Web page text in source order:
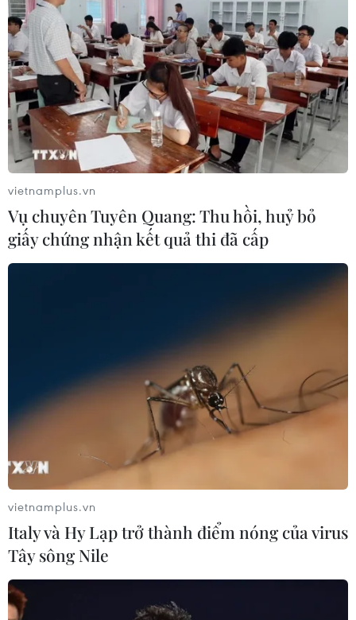
TIN LIÊN QUAN
Vinamilk giành giải vàng cho cả sữa tươi,
sữa hạt tại Monde Selection
Với điểm số cao ấn tượng đạt 80-90%, ngay từ năm
đầu tiên tham dự, Vinamilk đã được vinh danh hạng
Vàng tại giải thưởng danh giá này với 2 sản phẩm.
vietnamplus.vn
Vụ chuyên Tuyên Quang: Thu hồi, huỷ bỏ
giấy chứng nhận kết quả thi đã cấp
vietnamplus.vn
Italy và Hy Lạp trở thành điểm nóng của virus
Tây sông Nile